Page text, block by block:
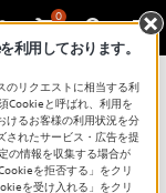
0
利用しております。
のリクエストに相当する利
Cookieと呼ばれ、利用を
けるお客様の利用状況を分
されたサービス・広告を提
の情報を収集する場合が
を拒否する」をクリ
を受け入れる」をクリ